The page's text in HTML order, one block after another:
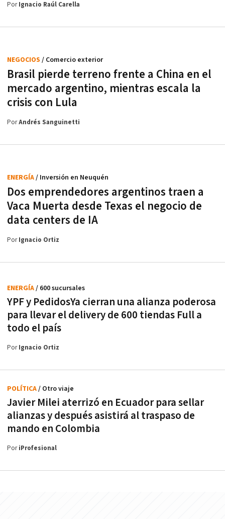
PorIgnacio Raúl Carella
Brasil pierde terreno frente a China en el
mercado argentino, mientras escala la
crisis con Lula
NEGOCIOS / Comercio exterior
PorAndrés Sanguinetti
Dos emprendedores argentinos traen a
Vaca Muerta desde Texas el negocio de
data centers de IA
ENERGÍA/ Inversión en Neuquén
PorIgnacio Ortiz
YPF y PedidosYa cierran una alianza poderosa
para llevar el delivery de 600 tiendas Full a
todo el país
ENERGÍA/ 600 sucursales
PorIgnacio Ortiz
Javier Milei aterrizó en Ecuador para sellar
alianzas y después asistirá al traspaso de
mando en Colombia
POLÍTICA/ Otro viaje
PoriProfesional